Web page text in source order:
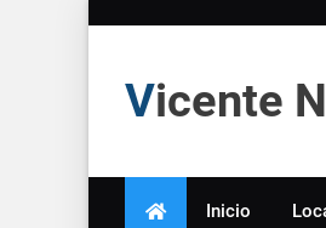
Vicente
Inicio